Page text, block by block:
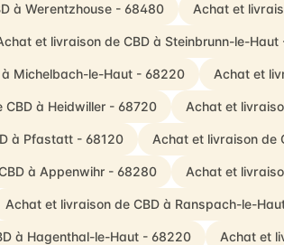
à Werentzhouse - 68480 Achat et
et livraison de CBD à Steinbrunn-le-Haut
Michelbach-le-Haut - 68220 Achat et
à Heidwiller - 68720 Achat et
à Pfastatt - 68120 Achat et livraison de
à Appenwihr - 68280 Achat et
Achat et livraison de CBD à Ranspach-le-
à Hagenthal-le-Haut - 68220 Achat et